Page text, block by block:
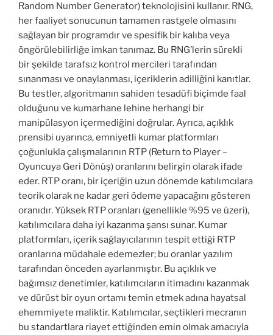
Random Number Generator) teknolojisini kullanır. RNG,
her faaliyet sonucunun tamamen rastgele olmasını
sağlayan bir programdır ve spesifik bir kalıba veya
öngörülebilirliğe imkan tanımaz. Bu RNG’lerin sürekli
bir şekilde tarafsız kontrol mercileri tarafından
sınanması ve onaylanması, içeriklerin adilliğini kanıtlar.
Bu testler, algoritmanın sahiden tesadüfi biçimde faal
olduğunu ve kumarhane lehine herhangi bir
manipülasyon içermediğini doğrular. Ayrıca, açıklık
prensibi uyarınca, emniyetli kumar platformları
çoğunlukla çalışmalarının RTP (Return to Player –
Oyuncuya Geri Dönüş) oranlarını belirgin olarak ifade
eder. RTP oranı, bir içeriğin uzun dönemde katılımcılara
teorik olarak ne kadar geri ödeme yapacağını gösteren
oranıdır. Yüksek RTP oranları (genellikle %95 ve üzeri),
katılımcılara daha iyi kazanma şansı sunar. Kumar
platformları, içerik sağlayıcılarının tespit ettiği RTP
oranlarına müdahale edemezler; bu oranlar yazılım
tarafından önceden ayarlanmıştır. Bu açıklık ve
bağımsız denetimler, katılımcıların itimadını kazanmak
ve dürüst bir oyun ortamı temin etmek adına hayatsal
ehemmiyete maliktir. Katılımcılar, seçtikleri mecranın
bu standartlara riayet ettiğinden emin olmak amacıyla